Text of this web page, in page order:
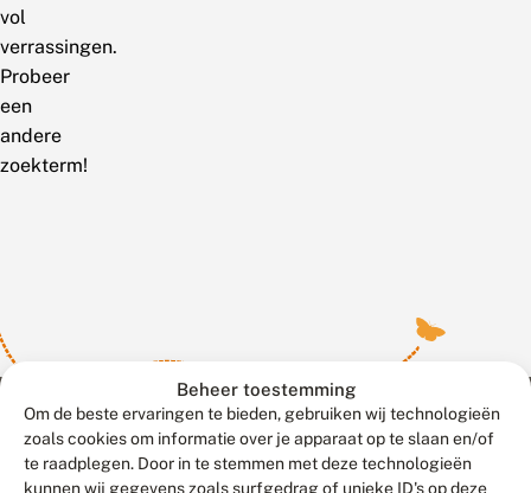
Beheer toestemming
Om de beste ervaringen te bieden, gebruiken wij technologieën
zoals cookies om informatie over je apparaat op te slaan en/of
te raadplegen. Door in te stemmen met deze technologieën
kunnen wij gegevens zoals surfgedrag of unieke ID's op deze
vol
verrassingen.
Probeer
een
andere
zoekterm!
Meld waarnemingen© 2026 Vlinderstichting